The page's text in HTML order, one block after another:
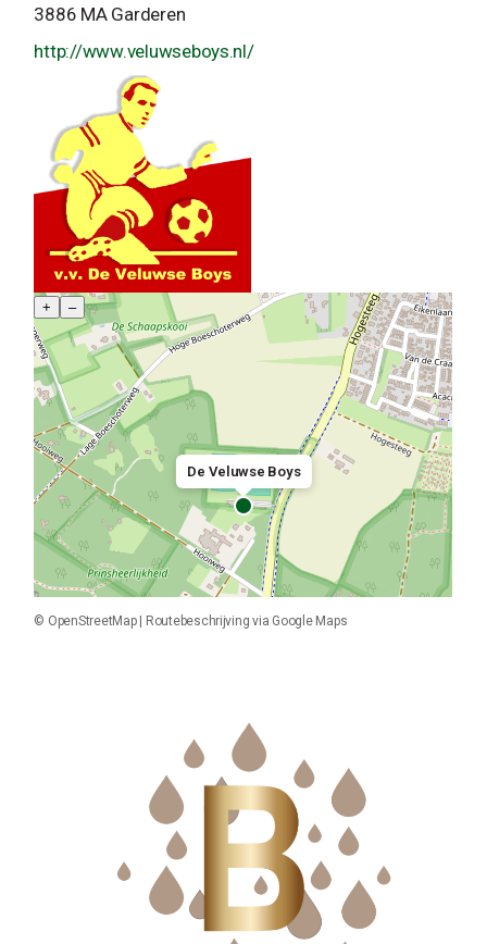
3886 MA Garderen
http://www.veluwseboys.nl/
De Veluwse Boys
+ –
© OpenStreetMap| Routebeschrijving via Google Maps